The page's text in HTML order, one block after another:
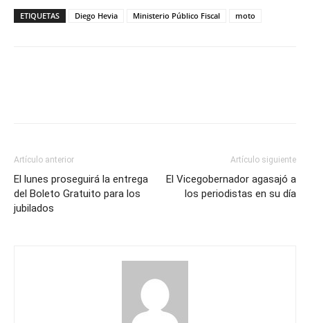
ETIQUETAS Diego Hevia Ministerio Público Fiscal moto
Artículo anterior
El lunes proseguirá la entrega
del Boleto Gratuito para los
jubilados
Artículo siguiente
El Vicegobernador agasajó a
los periodistas en su día